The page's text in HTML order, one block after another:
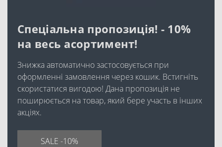
Спеціальна пропозиція! - 10%
на весь асортимент!
Знижка автоматично застосовується при
оформленні замовлення через кошик. Встигніть
скористатися вигодою! Дана пропозиція не
поширюється на товар, який бере участь в інших
акціях.
SALE -10%